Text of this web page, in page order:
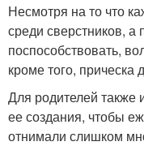
Несмотря на то что
среди сверстников, а
поспособствовать,
кроме того, прическа
Для родителей также
ее создания, чтобы
отнимали слишком